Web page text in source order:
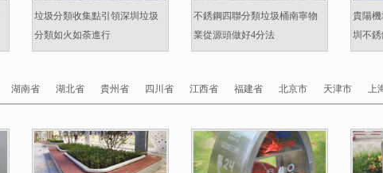
垃圾分類收集點引領深圳垃圾
分類如火如荼進行
不銹鋼四聯分類垃圾桶南寧物
業從源頭做好4分法
貴陽
圳不
湖南省 湖北省 貴州省 四川省 江西省 福建省 北京市 天津市 上